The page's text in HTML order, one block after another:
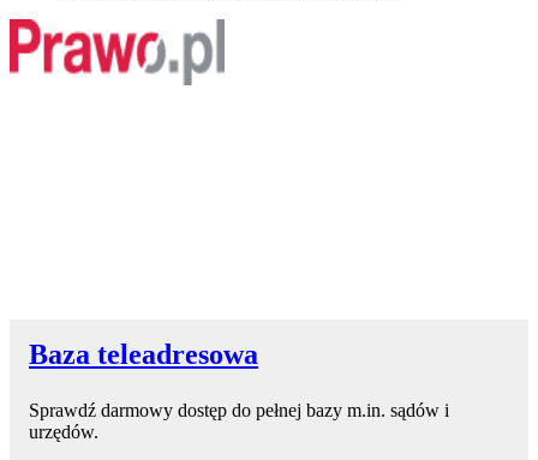
Baza teleadresowa
Sprawdź darmowy dostęp do pełnej bazy m.in. sądów i
urzędów.